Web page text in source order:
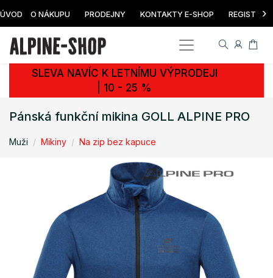
ÚVOD O NÁKUPU PRODEJNY KONTAKTY E-SHOP ›
SLEVA NAVÍC K LETNÍMU VÝPRODEJI
| 10 - 25 %
Pánská funkční mikina GOLL ALPINE PRO
Muži Mikiny Na zip bez kapuce